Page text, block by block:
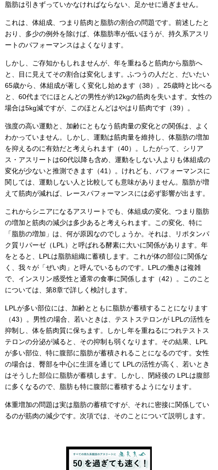
脂肪は引きずっていかなければならない、足かせに過ぎません。
これは、体組成、つまり筋肉と脂肪の割合の問題です。前述したと
おり、多少の例外を除けば、体脂肪率が低いほうが、持久系アスリ
ートのパフォーマンスはよくなります。
しかし、ご存知かもしれませんが、年を重ねると筋肉から脂肪へ
と、目に見えてその割合は変化します。ふつうの人だと、だいたい
65歳から、体組成が著しく変化し始めます（38）。25歳時と比べる
と、60代までにほとんどの男性が約12kgの筋肉を失います。女性の
場合は5kg減ですが、このほとんどはやはり筋肉です（39）。
強度の高い運動と、加齢にともなう筋肉量の変化との関係は、よく
わかっていません。しかし、運動は筋肉量を維持し、体脂肪の増加
を抑えるのに有効だと考えられます（40）。したがって、シリア
ス・アスリートは60代以降も含め、運動をしない人よりも体組成の
変化が少ないと推測できます（41）。けれども、パフォーマンスに
関しては、運動しない人と比較しても意味がありません。脂肪が増
えて筋肉が減れば、レースパフォーマンスには必ず影響が出ます。
これからシニアになるアスリートでも、体組成の変化、つまり脂肪
の増加と筋肉の減少は多少あると考えられます。この変化、特に
「脂肪の増加」は、何が原因なのでしょうか。それは、リポタンパ
ク質リパーゼ（LPL）と呼ばれる酵素に大いに関係があります。年
をとると、LPLは脂肪組織に蓄積します。これが体の部位に関係な
く、我々が「ぜい肉」と呼んでいるものです。LPLの働きは複雑
で、インスリン感受性と通常の食事に関係します（42）。このこと
については、第8章で詳しく検討します。
LPLが多い部位には、加齢とともに脂肪が蓄積することになります
（43）。男性の場合、若いときは、テストステロンが LPLの活性を
抑制し、体を筋肉質に保ちます。しかし年を重ねるにつれテストス
テロンの分泌が減ると、その抑制も弱くなります。その結果、LPL
が多い部位、特に腹部に脂肪が蓄積されることになるのです。女性
の場合は、臀部を中心に生涯を通じて LPLの活性が高く、若いとき
はそうした部位に脂肪が蓄積します。しかし、閉経後の LPLは腹部
に多くなるので、脂肪も特に腹部に蓄積するようになります。
体重増加の問題は実は脂肪の蓄積ですが、それに密接に関係してい
るのが筋肉の減少です。次項では、そのことについて説明します。